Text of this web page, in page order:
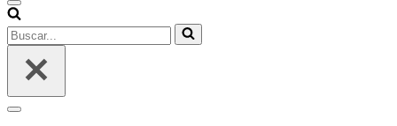
Menú
de
navegación
Buscar...
Menú